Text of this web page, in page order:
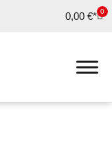
0,00 € 0